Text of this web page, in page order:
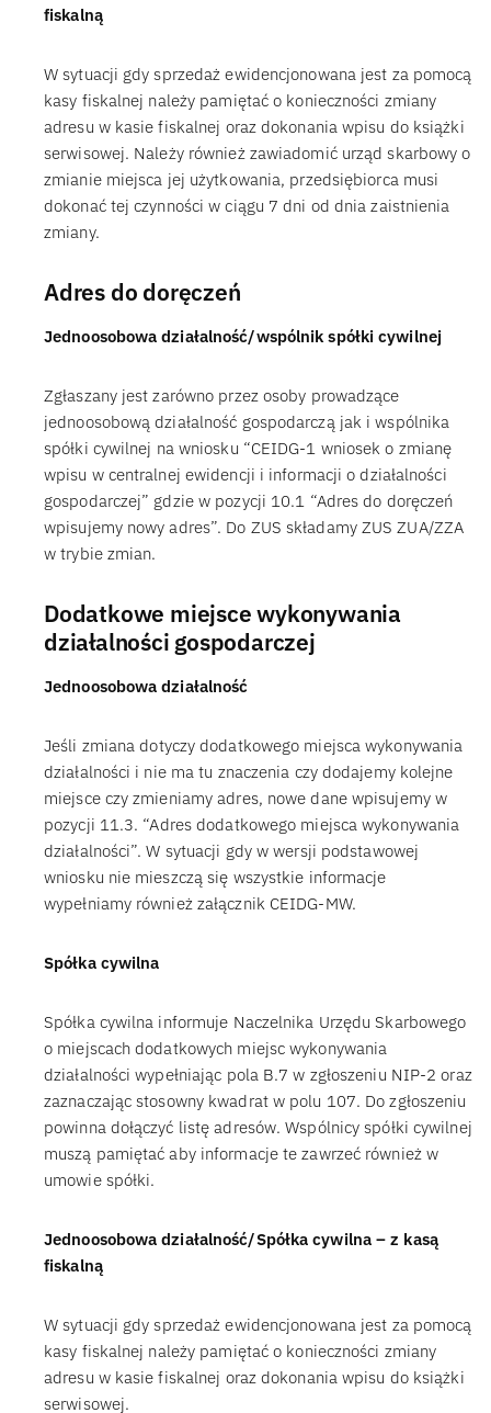
fiskalną
W sytuacji gdy sprzedaż ewidencjonowana jest za pomocą
kasy fiskalnej należy pamiętać o konieczności zmiany
adresu w kasie fiskalnej oraz dokonania wpisu do książki
serwisowej. Należy również zawiadomić urząd skarbowy o
zmianie miejsca jej użytkowania, przedsiębiorca musi
dokonać tej czynności w ciągu 7 dni od dnia zaistnienia
zmiany.
Adres do doręczeń
Jednoosobowa działalność/wspólnik spółki cywilnej
Zgłaszany jest zarówno przez osoby prowadzące
jednoosobową działalność gospodarczą jak i wspólnika
spółki cywilnej na wniosku “CEIDG-1 wniosek o zmianę
wpisu w centralnej ewidencji i informacji o działalności
gospodarczej” gdzie w pozycji 10.1 “Adres do doręczeń
wpisujemy nowy adres”. Do ZUS składamy ZUS ZUA/ZZA
w trybie zmian.
Dodatkowe miejsce wykonywania
działalności gospodarczej
Jednoosobowa działalność
Jeśli zmiana dotyczy dodatkowego miejsca wykonywania
działalności i nie ma tu znaczenia czy dodajemy kolejne
miejsce czy zmieniamy adres, nowe dane wpisujemy w
pozycji 11.3. “Adres dodatkowego miejsca wykonywania
działalności”. W sytuacji gdy w wersji podstawowej
wniosku nie mieszczą się wszystkie informacje
wypełniamy również załącznik CEIDG-MW.
Spółka cywilna
Spółka cywilna informuje Naczelnika Urzędu Skarbowego
o miejscach dodatkowych miejsc wykonywania
działalności wypełniając pola B.7 w zgłoszeniu NIP-2 oraz
zaznaczając stosowny kwadrat w polu 107. Do zgłoszeniu
powinna dołączyć listę adresów. Wspólnicy spółki cywilnej
muszą pamiętać aby informacje te zawrzeć również w
umowie spółki.
Jednoosobowa działalność/Spółka cywilna – z kasą
fiskalną
W sytuacji gdy sprzedaż ewidencjonowana jest za pomocą
kasy fiskalnej należy pamiętać o konieczności zmiany
adresu w kasie fiskalnej oraz dokonania wpisu do książki
serwisowej.